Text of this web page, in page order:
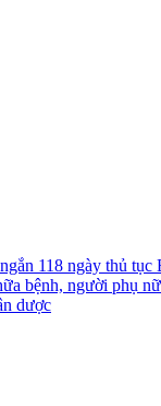
118 ngày thủ tục
bệnh, người phụ
dược